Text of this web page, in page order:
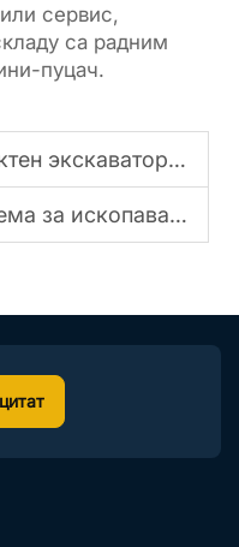
сервис,
са радним
пуцач.
и његове примене?
за повећање продуктивности